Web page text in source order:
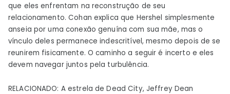
que eles enfrentam na reconstrução de seu
relacionamento. Cohan explica que Hershel simplesmente
anseia por uma conexão genuína com sua mãe, mas o
vínculo deles permanece indescritível, mesmo depois de se
reunirem fisicamente. O caminho a seguir é incerto e eles
devem navegar juntos pela turbulência.
RELACIONADO: A estrela de Dead City, Jeffrey Dean